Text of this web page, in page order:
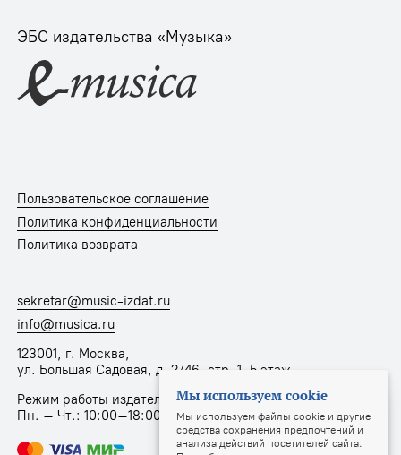
ЭБС издательства «Музыка»
Пользовательское соглашение
Политика конфиденциальности
Политика возврата
sekretar@music-izdat.ru
info@musica.ru
123001, г. Москва,
ул. Большая Садовая, д. 2/46, стр. 1, 5 этаж
Режим работы издательства:
Пн. – Чт.: 10:00–18:00, Пт.: 10:00–17:00
Мы используем cookie
Мы используем файлы cookie и другие
средства сохранения предпочтений и
анализа действий посетителей сайта.